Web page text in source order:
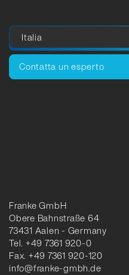
Contatta un esperto
Franke GmbH
Obere Bahnstraße 64
73431 Aalen - Germany
Tel. +49 7361 920-0
Fax. +49 7361 920-120
info@franke-gmbh.de